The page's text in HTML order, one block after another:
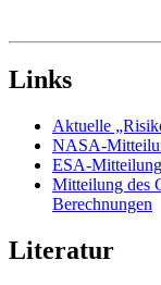
Links
Aktuelle
NASA-
ESA-
Mitteilung des
Berechnungen
Literatur